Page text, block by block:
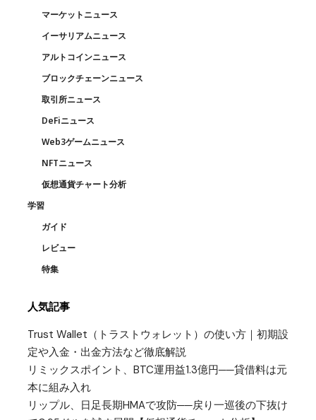
マーケットニュース
イーサリアムニュース
アルトコインニュース
ブロックチェーンニュース
取引所ニュース
DeFiニュース
Web3ゲームニュース
NFTニュース
仮想通貨チャート分析
学習
ガイド
レビュー
特集
人気記事
Trust Wallet（トラストウォレット）の使い方｜初期設
定や入金・出金方法など徹底解説
リミックスポイント、BTC運用益1.3億円──貸借料は元
本に組み入れ
リップル、日足長期HMAで攻防──戻り一巡後の下抜け